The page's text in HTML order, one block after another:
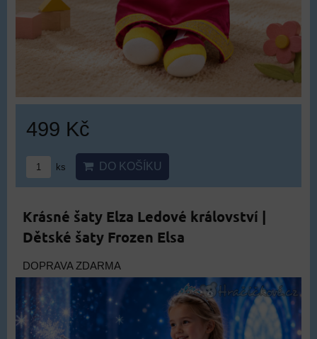
499 Kč
ks DO KOŠÍKU
Krásné šaty Elza Ledové království |
Dětské šaty Frozen Elsa
DOPRAVA ZDARMA